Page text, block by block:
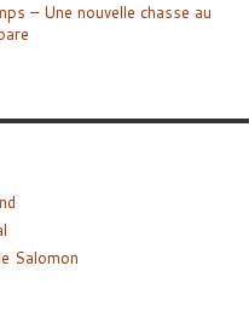
– Une nouvelle chasse au
Salomon